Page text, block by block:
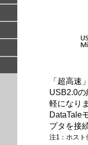
「超高
USB2.0
軽になり
DataTale
プタを接
注1：ホスト